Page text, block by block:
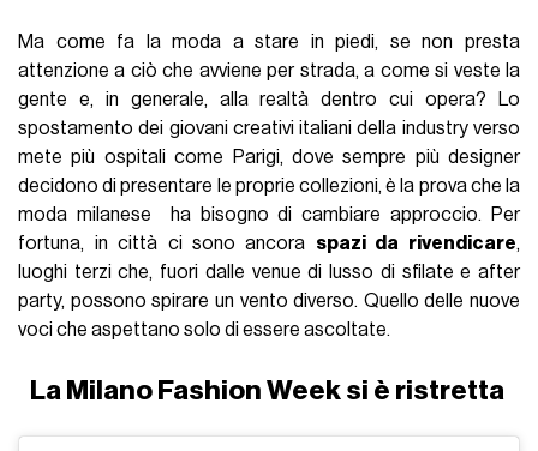
Ma come fa la moda a stare in piedi, se non presta
attenzione a ciò che avviene per strada, a come si veste la
gente e, in generale, alla realtà dentro cui opera? Lo
spostamento dei giovani creativi italiani della industry verso
mete più ospitali come Parigi, dove sempre più designer
decidono di presentare le proprie collezioni, è la prova che la
moda milanese ha bisogno di cambiare approccio. Per
fortuna, in città ci sono ancora spazi da rivendicare,
luoghi terzi che, fuori dalle venue di lusso di sfilate e after
party, possono spirare un vento diverso. Quello delle nuove
voci che aspettano solo di essere ascoltate.
La Milano Fashion Week si è ristretta